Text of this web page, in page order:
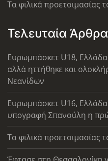
Τα φιλικά προετοιμασίας
Τελευταία Άρθρα
Ευρωμπάσκετ U18,
αλλά ηττήθηκε και
Νεανίδων
Ευρωμπάσκετ U16,
υπογραφή Σπανούλη η
Τα φιλικά προετοιμασίας